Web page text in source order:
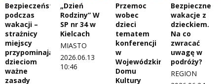
Bezpieczeństwo
podczas
wakacji –
strażnicy
miejscy
przypominają
dzieciom
ważne
zasady
„Dzień
Rodziny” W
SP nr 34 w
Kielcach
MIASTO
2026.06.13
10:46
Przemoc
wobec
dzieci
tematem
konferencji
w
Wojewódzkim
Domu
Kultury
Bezpieczne
wakacje z
dzieckiem.
Na co
zwracać
uwagę w
podróży?
REGION